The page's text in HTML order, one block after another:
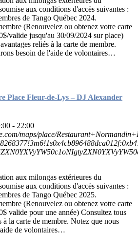
aux conditions d'accès suivantes :
de Tango Québec 2024.
(Renouvelez ou obtenez votre carte
valide jusqu'au 30/09/2024 sur place)
reliés à la carte de membre.
besoin de l'aide de volontaires…
Place Fleur-de-Lys – DJ Alexander
- 22:00
maps/place/
aux milongas extérieures du
aux conditions d'accès suivantes :
de Tango Québec 2025.
(Renouvelez ou obtenez votre carte
valide pour une année) Consultez tous
à la carte de membre. Notez que nous
de volontaires…